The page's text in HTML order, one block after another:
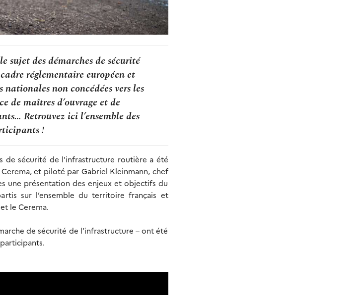
sujet des démarches de sécurité
réglementaire européen et
non concédées vers les
de maîtres d’ouvrage et de
Retrouvez ici l’ensemble des
!
de sécurité de l'infrastructure routière a été
et piloté par Gabriel Kleinmann, chef
une présentation des enjeux et objectifs du
sur l’ensemble du territoire français et
le Cerema.
de sécurité de l’infrastructure – ont été